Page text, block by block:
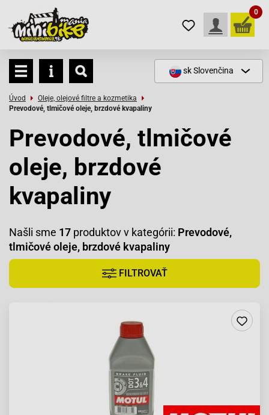
0
skSlovenčina
Úvod
Oleje, olejové filtre a kozmetika
Prevodové, tlmičové oleje, brzdové kvapaliny
Prevodové, tlmičové
oleje, brzdové
kvapaliny
Našli sme 17 produktov v kategórii: Prevodové,
tlmičové oleje, brzdové kvapaliny
FILTROVAŤ